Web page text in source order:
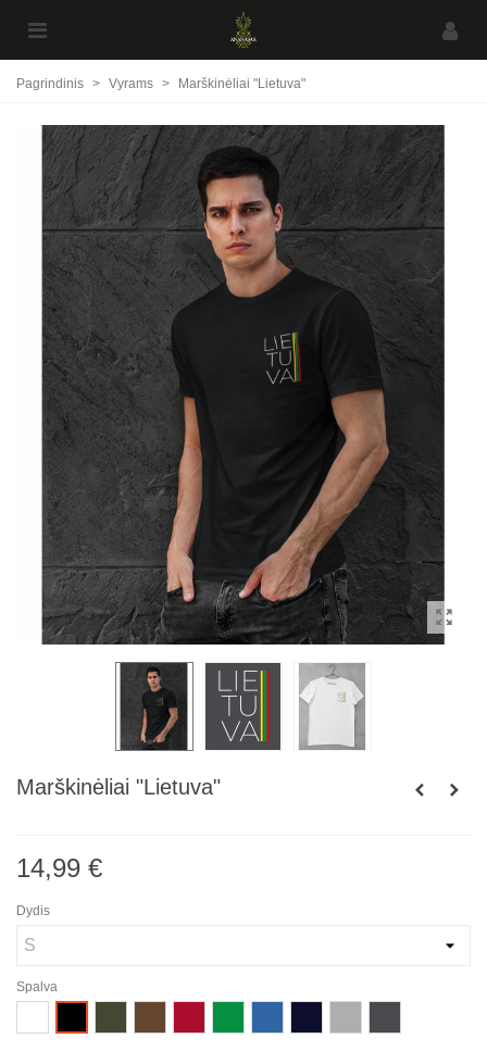
Pagrindinis > Vyrams > Marškinėliai "Lietuva"
Marškinėliai "Lietuva"
14,99 €
Dydis
Spalva
žalia
žalia
mėlynamėlynapilka
pilka